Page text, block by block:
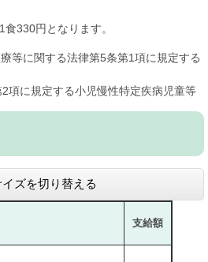
330円となります。
等に関する法律第5条第1項に規定する
項に規定する小児慢性特定疾病児童等
ズを切り替える
支給額